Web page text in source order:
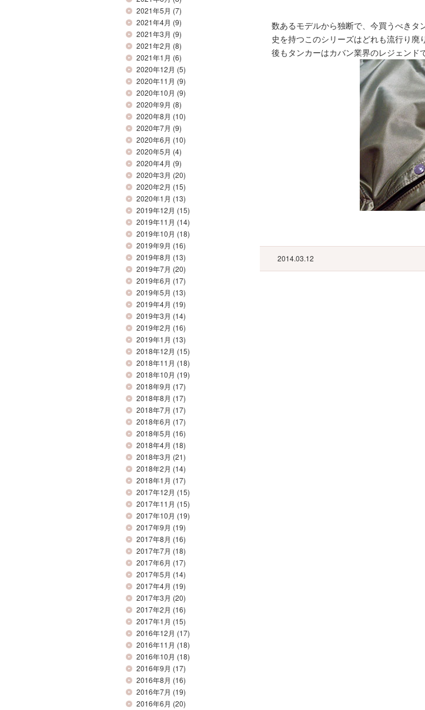
2021年5月 (7)
2021年4月 (9)
2021年3月 (9)
2021年2月 (8)
2021年1月 (6)
2020年12月 (5)
2020年11月 (9)
2020年10月 (9)
2020年9月 (8)
2020年8月 (10)
2020年7月 (9)
2020年6月 (10)
2020年5月 (4)
2020年4月 (9)
2020年3月 (20)
2020年2月 (15)
2020年1月 (13)
2019年12月 (15)
2019年11月 (14)
2019年10月 (18)
2019年9月 (16)
2019年8月 (13)
2019年7月 (20)
2019年6月 (17)
2019年5月 (13)
2019年4月 (19)
2019年3月 (14)
2019年2月 (16)
2019年1月 (13)
2018年12月 (15)
2018年11月 (18)
2018年10月 (19)
2018年9月 (17)
2018年8月 (17)
2018年7月 (17)
2018年6月 (17)
2018年5月 (16)
2018年4月 (18)
2018年3月 (21)
2018年2月 (14)
2018年1月 (17)
2017年12月 (15)
2017年11月 (15)
2017年10月 (19)
2017年9月 (19)
2017年8月 (16)
2017年7月 (18)
2017年6月 (17)
2017年5月 (14)
2017年4月 (19)
2017年3月 (20)
2017年2月 (16)
2017年1月 (15)
2016年12月 (17)
2016年11月 (18)
2016年10月 (18)
2016年9月 (17)
2016年8月 (16)
2016年7月 (19)
2016年6月 (20)
数あるモデルから独断で、今買うべき
史を持つこのシリーズはどれも流行り
後もタンカーはカバン業界のレジェン
2014.03.12